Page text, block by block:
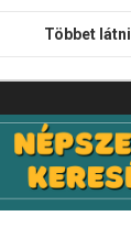
Többet látni